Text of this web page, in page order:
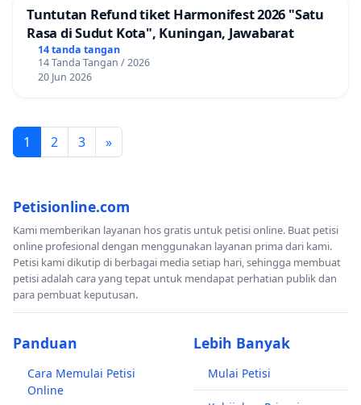
Tuntutan Refund tiket Harmonifest 2026 "Satu
Rasa di Sudut Kota", Kuningan, Jawabarat
14 tanda tangan
14 Tanda Tangan / 2026
20 Jun 2026
1 2 3 »
Petisionline.com
Kami memberikan layanan hos gratis untuk petisi online. Buat petisi
online profesional dengan menggunakan layanan prima dari kami.
Petisi kami dikutip di berbagai media setiap hari, sehingga membuat
petisi adalah cara yang tepat untuk mendapat perhatian publik dan
para pembuat keputusan.
Panduan
Cara Memulai Petisi
Online
Lebih Banyak
Mulai Petisi